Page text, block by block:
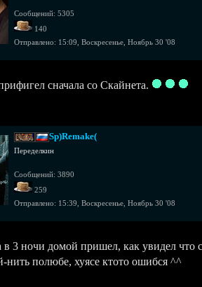
Сообщений: 5305
140
Отправлено: 15:09, Воскресенье, Ноябрь 30 '08
сначала со Скайнета.
Sp)Remake(
Переделкин
Сообщений: 3890
259
Отправлено: 15:39, Воскресенье, Ноябрь 30 '08
в 3 ночи домой пришел, как увидел что
нить полюбе, хуясе ктото ошибся ^^